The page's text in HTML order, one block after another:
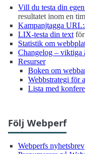
Vill du testa din
resultatet inom en
Kampanjtagga
LIX-testa din text
Statistik om
Changelog – viktiga
Resurser
Boken om
Webbstrategi för
Lista med
Följ Webperf
Webperfs nyhetsbrev